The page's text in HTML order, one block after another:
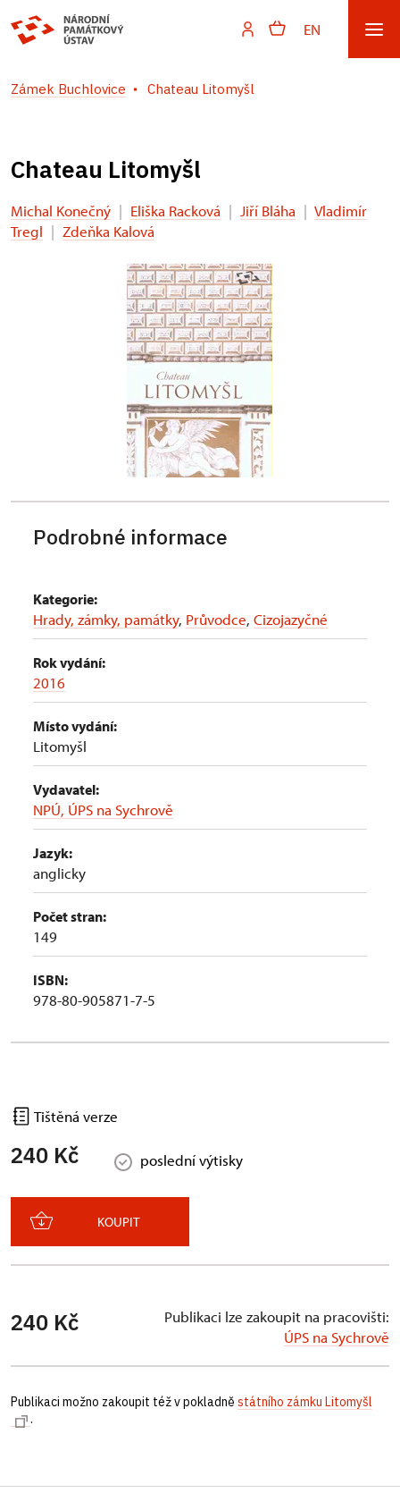
EN
Zámek Buchlovice Chateau Litomyšl
Chateau Litomyšl
Michal Konečný | Eliška Racková | Jiří Bláha | Vladimír
Tregl | Zdeňka Kalová
Podrobné informace
Kategorie:
Hrady, zámky, památky, Průvodce, Cizojazyčné
Rok vydání:
2016
Místo vydání:
Litomyšl
Vydavatel:
NPÚ, ÚPS na Sychrově
Jazyk:
anglicky
Počet stran:
149
ISBN:
978-80-905871-7-5
Tištěná verze
240 Kč poslední výtisky
KOUPIT
240 Kč
Publikaci lze zakoupit na pracovišti:
ÚPS na Sychrově
Publikaci možno zakoupit též v pokladně státního zámku Litomyšl
.